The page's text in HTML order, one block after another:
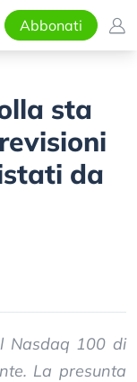
Abbonati
sta
da
Nasdaq 100 di
La presunta